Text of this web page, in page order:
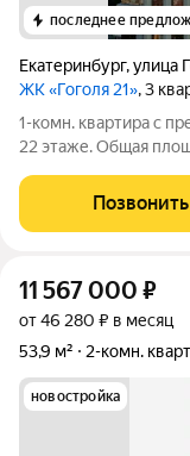
последнее
Екатеринбург,улица
ЖК «Гоголя 21», 3
1-комн. квартира с
22 этаже. Общая
Гоголя 21.
панорамное
Позвонить
11 567 000 ₽
от 46 280 ₽ в месяц
53,9 м²
2-комн.
новостройка